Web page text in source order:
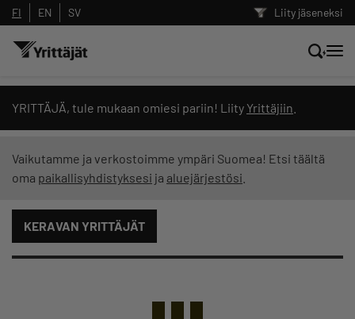
Liity jäseneksi
FI EN SV
YRITTÄJÄ, tule mukaan omiesi pariin! Liity Yrittäjiin
Vaikutamme ja verkostoimme ympäri Suomea! Etsi täältä
oma paikallisyhdistyksesi ja aluejärjestösi
KERAVAN YRITTÄJÄT
Hae sivustolta tai kysy suoraan
Yrittäjien tekoälyltä
Suodata hakutuloksia: näytä kaikki sisältö